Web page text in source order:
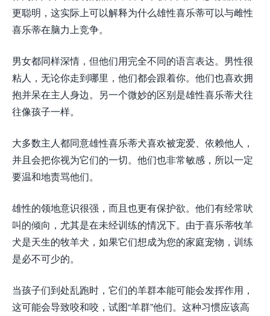
更聪明，这实际上可以解释为什么雄性喜乐蒂可以与雌性
喜乐蒂在脑力上竞争。
男女都同样深情，但他们用完全不同的语言表达。男性很
粘人，无论你走到哪里，他们都会跟着你。他们也喜欢拥
抱并呆在主人身边。另一个微妙的区别是雄性喜乐蒂犬往
往像孩子一样。
大多数主人都同意雄性喜乐蒂犬喜欢被宠爱、依赖他人，
并且会把你视为它们的一切。他们也非常敏感，所以一定
要温和地责骂他们。
雄性的领地意识很强，而且也更有保护欲。他们有经常吠
叫的倾向，尤其是在未经训练的情况下。由于喜乐蒂牧羊
犬是天生的牧羊犬，如果它们想成为您的家庭宠物，训练
是必不可少的。
当孩子们到处乱跑时，它们的羊群本能可能会发挥作用，
这可能会导致咬和咬，试图“羊群”他们。这种习惯应该高